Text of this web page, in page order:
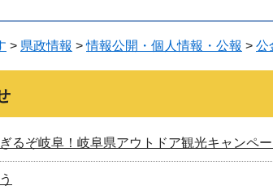
じ
る
じ
る
> 県政情報 >情報公開・個人情報・公報 > 公
るぞ岐阜！岐阜県アウトドア観光キャンペ